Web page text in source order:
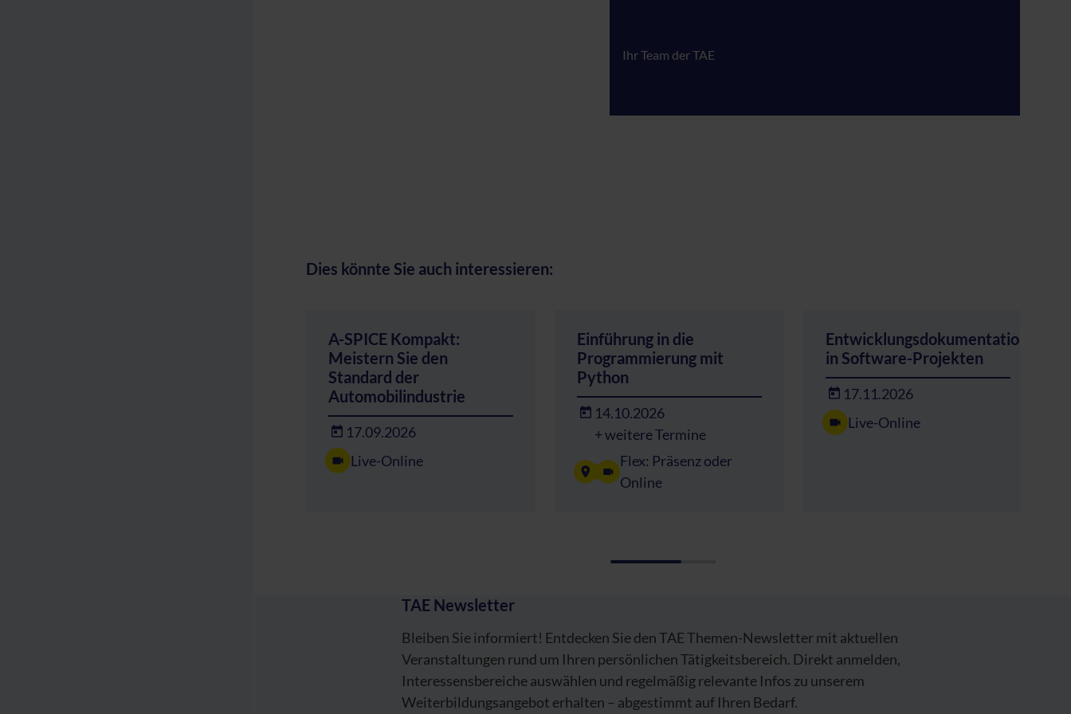
Ihr Team der TAE
Dies könnte Sie auch interessieren:
A-SPICE Kompakt:
Meistern Sie den
Standard der
Automobilindustrie
17.09.2026
Live-Online
Einführung in die
Programmierung mit
Python
14.10.2026
+ weitere Termine
Flex: Präsenz oder
Online
Entwicklungsdokumentation
in Software-Projekten
17.11.2026
Live-Online
TAE Newsletter
Bleiben Sie informiert! Entdecken Sie den TAE Themen-Newsletter mit aktuellen
Veranstaltungen rund um Ihren persönlichen Tätigkeitsbereich. Direkt anmelden,
Interessensbereiche auswählen und regelmäßig relevante Infos zu unserem
Weiterbildungsangebot erhalten – abgestimmt auf Ihren Bedarf.